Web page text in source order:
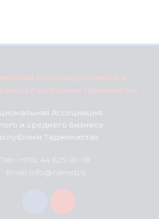
Ассоциация
и среднего бизнеса
Таджикистан